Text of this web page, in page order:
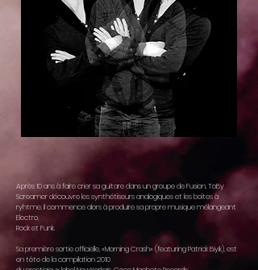
Après 10 ans à faire crier sa guitare dans un groupe de Fusion, ToBy
Screamer découvre les synthétiseurs analogiques et les boîtes à
ryhtme. Il commence alors à produire sa propre musique mélangeant
Electro,
Rock et Funk.
Sa première sortie officielle, «Morning Crash» (featuring Patrick Biyik), est
en tête de la compilation 2010